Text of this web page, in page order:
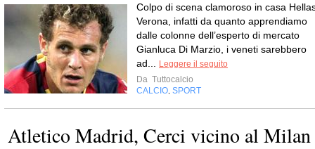
Colpo di scena clamoroso in casa
Verona, infatti da quanto apprendiamo
dalle colonne dell’esperto di mercato
Gianluca Di Marzio, i veneti sarebbero
ad...
Leggere il seguito
Da Tuttocalcio
CALCIO SPORT
Atletico Madrid, Cerci vicino al Milan